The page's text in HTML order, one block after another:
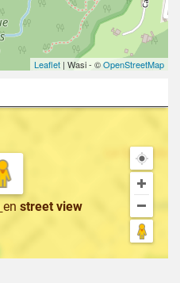
Leaflet | Wasi - ©OpenStreetMap
en street view